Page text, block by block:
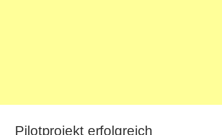
Pilotprojekt erfolgreich